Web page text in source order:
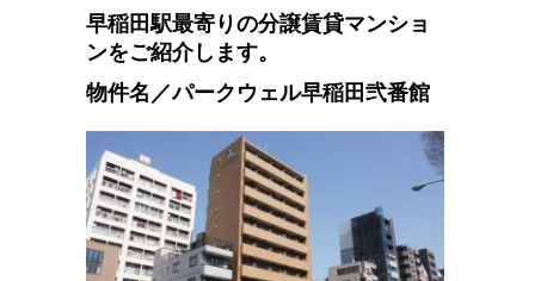
早稲田駅最寄りの分譲賃貸マンショ
ンをご紹介します。
物件名／パークウェル早稲田弐番館